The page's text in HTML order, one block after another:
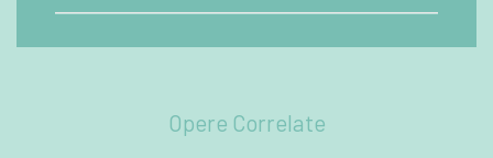
Opere Correlate